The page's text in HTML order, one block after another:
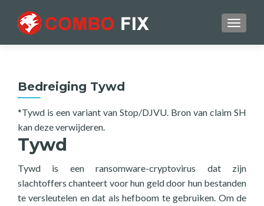
Bedreiging Tywd
*Tywd is een variant van Stop/DJVU. Bron van claim SH
kan deze verwijderen.
Tywd
Tywd is een ransomware-cryptovirus dat zijn
slachtoffers chanteert voor hun geld door hun bestanden
te versleutelen en dat als hefboom te gebruiken. Om de